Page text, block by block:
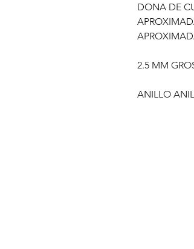
DONA DE
2.5 MM
ANILLO